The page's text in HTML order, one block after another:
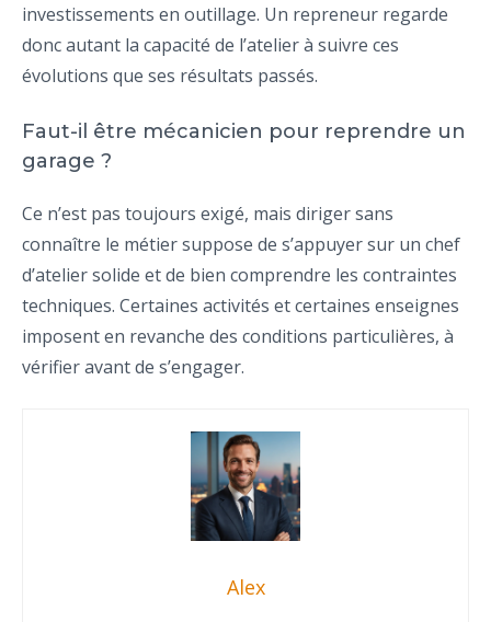
investissements en outillage. Un repreneur regarde
donc autant la capacité de l’atelier à suivre ces
évolutions que ses résultats passés.
Faut-il être mécanicien pour reprendre un
garage ?
Ce n’est pas toujours exigé, mais diriger sans
connaître le métier suppose de s’appuyer sur un chef
d’atelier solide et de bien comprendre les contraintes
techniques. Certaines activités et certaines enseignes
imposent en revanche des conditions particulières, à
vérifier avant de s’engager.
Alex